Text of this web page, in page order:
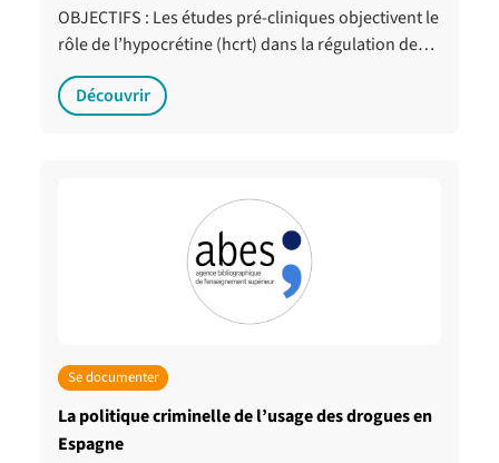
OBJECTIFS : Les études pré-cliniques objectivent le
rôle de l’hypocrétine (hcrt) dans la régulation de…
Découvrir
Se documenter
La politique criminelle de l’usage des drogues en
Espagne